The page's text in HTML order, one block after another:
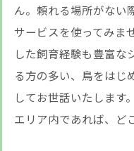
ん。頼れる場所がない
サービスを使ってみま
した飼育経験も豊富な
る方の多い、鳥をはじ
してお世話いたします
エリア内であれば、ど